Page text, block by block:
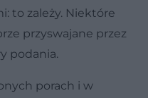
to zależy. Niektóre
przyswajane przez
podania.
porach i w